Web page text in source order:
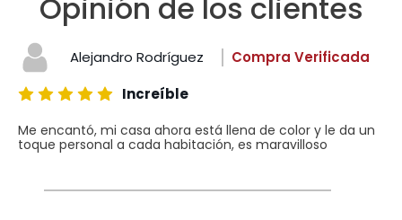
Opinión de los clientes
Alejandro Rodríguez
Compra Verificada
Increíble
Me encantó, mi casa ahora está llena de color y le da un
toque personal a cada habitación, es maravilloso